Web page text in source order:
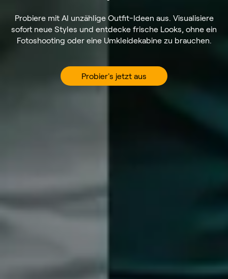
Probiere mit AI unzählige Outfit-Ideen aus. Visualisiere
sofort neue Styles und entdecke frische Looks, ohne ein
Fotoshooting oder eine Umkleidekabine zu brauchen.
Probier's jetzt aus